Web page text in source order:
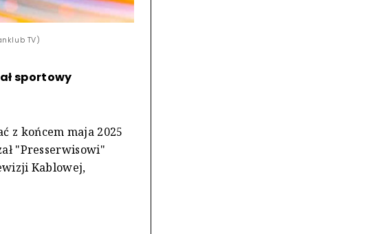
TV)
sportowy
z końcem maja 2025
"Presserwisowi"
Kablowej,